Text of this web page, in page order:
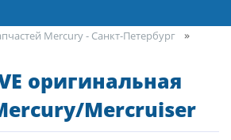
Mercury - Санкт-Петербург
оригинальная
Mercruiser